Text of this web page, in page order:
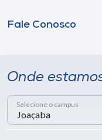
Fale Conosco
Onde
Selecione o campus